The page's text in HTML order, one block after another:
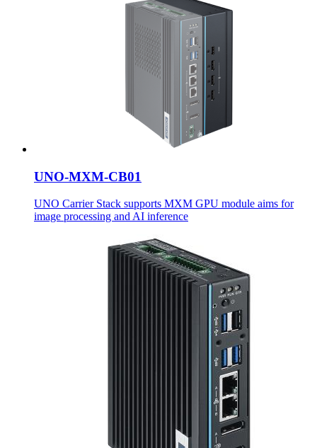
UNO-MXM-CB01
UNO Carrier Stack supports MXM GPU module aims for
image processing and AI inference